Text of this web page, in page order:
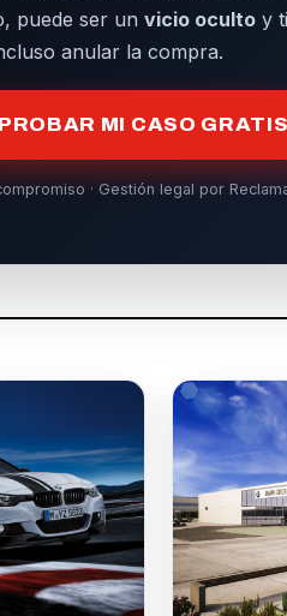
puede ser un vicio oculto y
anular la compra.
MI CASO GRATIS
· Gestión legal por